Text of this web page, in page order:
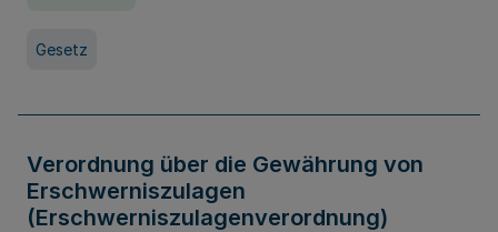
Gesetz
Verordnung über die Gewährung von
Erschwerniszulagen
(Erschwerniszulagenverordnung)